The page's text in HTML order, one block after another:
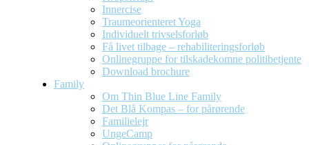
Innercise
Traumeorienteret Yoga
Individuelt trivselsforløb
Få livet tilbage – rehabiliteringsforløb
Onlinegruppe for tilskadekomne politibetjente
Download brochure
Family
Om Thin Blue Line Family
Det Blå Kompas – for pårørende
Familielejr
UngeCamp